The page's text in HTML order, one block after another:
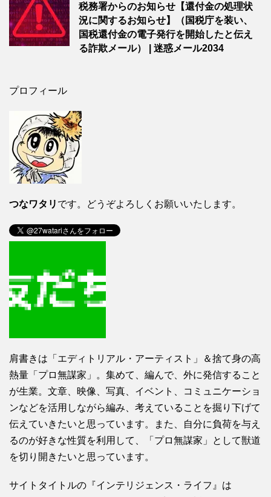
税務署からのお知らせ【還付金の処理状
況に関するお知らせ】（国税庁を装い、
国税還付金の電子発行を開始したと伝え
る詐欺メール） | 迷惑メール2034
プロフィール
つなワタリ です。どうぞよろしくお願いいたします。
肩書きは「エディトリアル・アーティスト」＆捨て身の高
熱量「プロ無謀家」。集めて、編んで、外に発信すること
が生業。文章、映像、写真、イベント、コミュニケーショ
ンなどを活用しながら編み、考えていることを掘り下げて
伝えていきたいと思っています。また、自分に負荷を与え
るのが好きな性質を利用して、「プロ無謀家」として獣道
を切り開きたいと思っています。
サイトタイトルの『インテリジェンス・ライフ』は